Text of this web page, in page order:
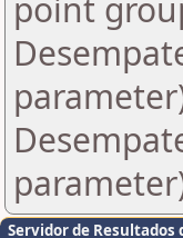
point
Servidor de Resultados